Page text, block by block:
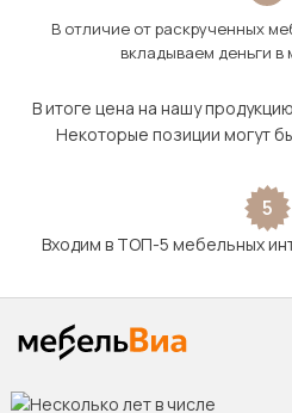
В отличие от раскрученных
вкладываем деньги в
В итоге цена на нашу
Некоторые позиции могут
5
Входим в ТОП-5 мебельных